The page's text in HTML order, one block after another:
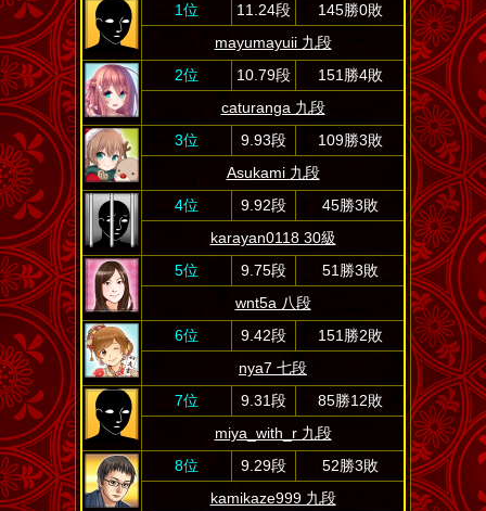
1位 11.24段
145勝0敗
mayumayuii 九段
2位
10.79段
151勝4敗
caturanga 九段
3位
9.93段
109勝3敗
Asukami 九段
4位
9.92段
45勝3敗
karayan0118 30級
5位
9.75段
51勝3敗
wnt5a 八段
6位
9.42段
151勝2敗
nya7 七段
7位
9.31段
85勝12敗
miya_with_r 九段
8位
9.29段
52勝3敗
kamikaze999 九段